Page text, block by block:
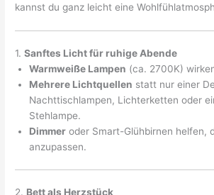
kannst du ganz leicht eine
1.Sanftes Licht für ruhige Abende
Warmweiße Lampen (ca. 2700K)
Mehrere Lichtquellen statt nur einer
Nachttischlampen, Lichterketten oder
Stehlampe.
Dimmer oder Smart-Glühbirnen helfen,
anzupassen.
2. Bett als Herzstück